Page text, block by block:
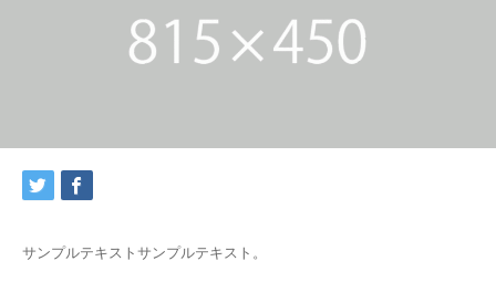
サンプルテキストサンプルテキスト。